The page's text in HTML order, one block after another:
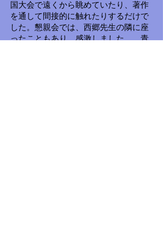
国大会で遠くから眺めていたり、著作
を通して間接的に触れたりするだけで
した。懇親会では、西郷先生の隣に座
ったこともあり、感激しました。 青